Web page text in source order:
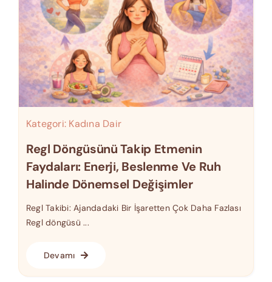
Kategori: Kadına Dair
Regl Döngüsünü Takip Etmenin
Faydaları: Enerji, Beslenme Ve Ruh
Halinde Dönemsel Değişimler
Regl Takibi: Ajandadaki Bir İşaretten Çok Daha Fazlası
Regl döngüsü ...
Devamı